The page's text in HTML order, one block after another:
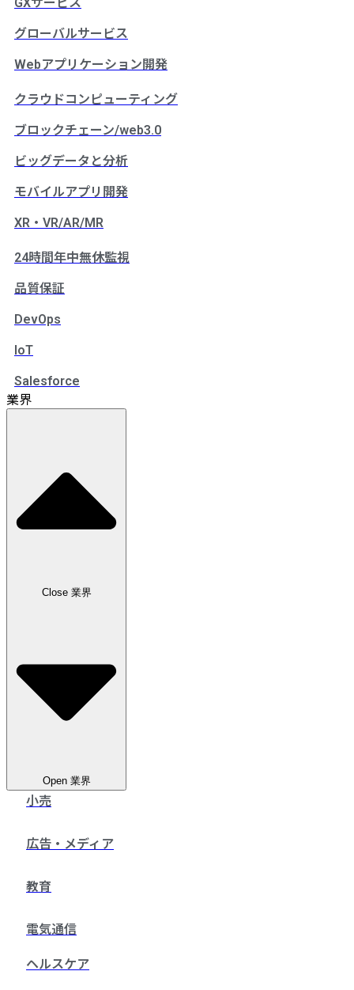
グローバルサービス
Webアプリケーション開発
クラウドコンピューティング
ブロックチェーン/web3.0
ビッグデータと分析
モバイルアプリ開発
XR・VR/AR/MR
24時間年中無休監視
品質保証
DevOps
IoT
Salesforce
業界
Close 業界
Open 業界
小売
広告・メディア
教育
電気通信
ヘルスケア